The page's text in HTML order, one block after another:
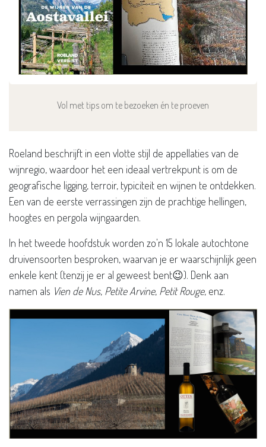
Vol met tips om te bezoeken én te proeven
Roeland beschrijft in een vlotte stijl de appellaties van de
wijnregio, waardoor het een ideaal vertrekpunt is om de
geografische ligging, terroir, typiciteit en wijnen te ontdekken.
Een van de eerste verrassingen zijn de prachtige hellingen,
hoogtes en pergola wijngaarden.
In het tweede hoofdstuk worden zo'n 15 lokale autochtone
druivensoorten besproken, waarvan je er waarschijnlijk geen
enkele kent (tenzij je er al geweest bent😉). Denk aan
namen als Vien de Nus, Petite Arvine, Petit Rouge, enz.